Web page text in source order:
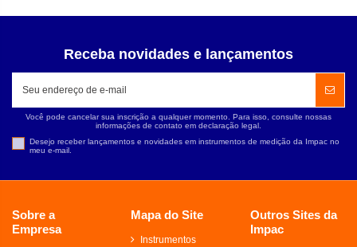
Receba novidades e lançamentos
Você pode cancelar sua inscrição a qualquer momento. Para isso, consulte nossas
informações de contato em declaração legal.
Desejo receber lançamentos e novidades em instrumentos de medição da Impac no
meu e-mail.
Sobre a
Empresa
Mapa do Site
Instrumentos
Outros Sites da
Impac